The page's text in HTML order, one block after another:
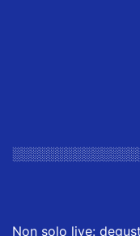
Non solo live: